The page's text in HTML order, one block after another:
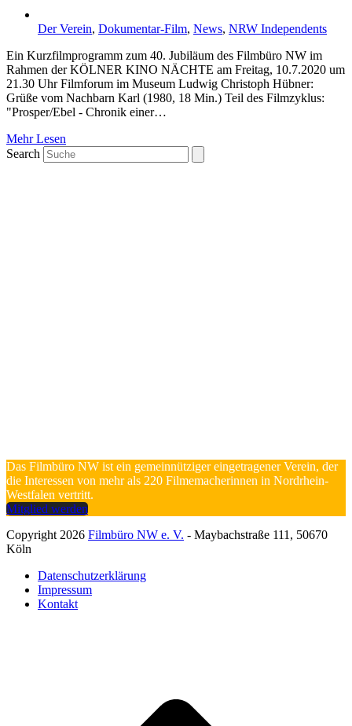
Der Verein, Dokumentar-Film, News, NRW Independents
Ein Kurzfilmprogramm zum 40. Jubiläum des Filmbüro NW im
Rahmen der KÖLNER KINO NÄCHTE am Freitag, 10.7.2020 um
21.30 Uhr Filmforum im Museum Ludwig Christoph Hübner:
Grüße vom Nachbarn Karl (1980, 18 Min.) Teil des Filmzyklus:
"Prosper/Ebel - Chronik einer…
Mehr Lesen
Search
Das Filmbüro NW ist ein gemeinnütziger eingetragener Verein, der
die Interessen von mehr als 220 Filmemacherinnen in Nordrhein-
Westfalen vertritt.
Mitglied werden
Copyright 2026 Filmbüro NW e. V. - Maybachstraße 111, 50670
Köln
Datenschutzerklärung
Impressum
Kontakt